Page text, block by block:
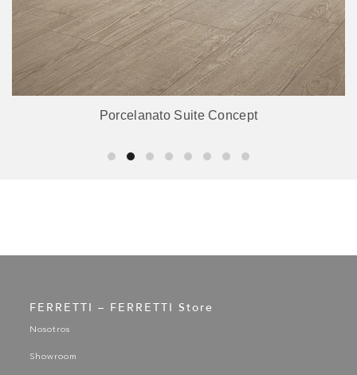
Porcelanato Suite Concept
FERRETTI – FERRETTI Store
Nosotros
Showroom